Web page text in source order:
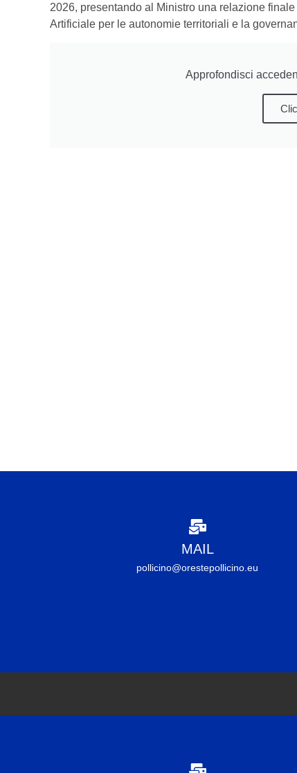
2026, presentando al Ministro una relazione
Artificiale per le autonomie territoriali e la
Approfondisci
MAIL
pollicino@orestepollicino.eu